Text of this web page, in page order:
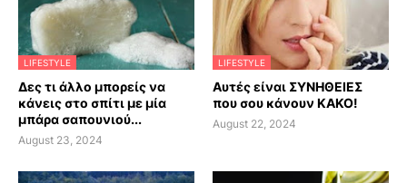
LIFESTYLE
Δες τι άλλο μπορείς να
κάνεις στο σπίτι με μία
μπάρα σαπουνιού...
August 23, 2024
LIFESTYLE
Αυτές είναι ΣΥΝΗΘΕΙΕΣ
που σου κάνουν ΚΑΚΟ!
August 22, 2024